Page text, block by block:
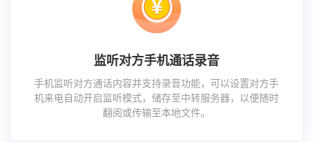
监听对方手机通话录音
手机监听对方通话内容并支持录音功能，可以设置对方手
机来电自动开启监听模式，储存至中转服务器，以便随时
翻阅或传输至本地文件。